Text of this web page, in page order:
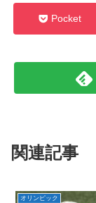
Pocket
関連記事
オリンピック